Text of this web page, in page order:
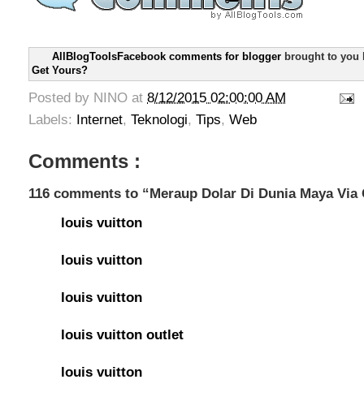
AllBlogToolsFacebook comments for blogger brought to you
Get Yours?
Posted by NINO at 8/12/2015 02:00:00 AM
Labels:
Internet, Teknologi, Tips, Web
Comments :
116 comments to “Meraup Dolar Di Dunia Maya Via
louis vuitton
louis vuitton
louis vuitton
louis vuitton outlet
louis vuitton